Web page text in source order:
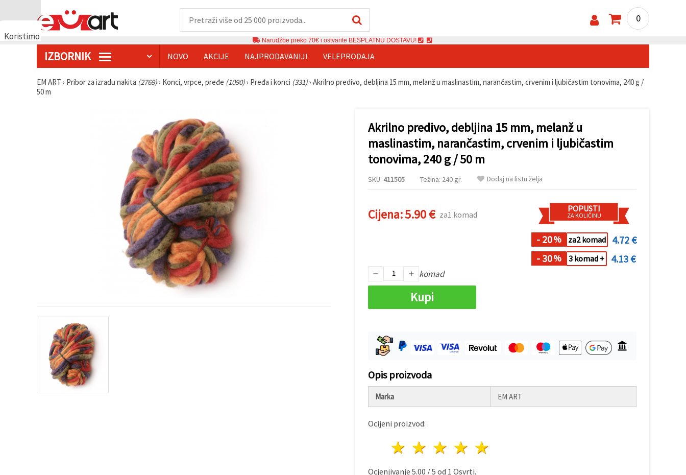
Koristimo
0
Narudžbe preko 70€ i ostvarite BESPLATNU DOSTAVU!
IZBORNIK NOVO AKCIJE NAJPRODAVANIJI VELEPRODAJA
EM ART › Pribor za izradu nakita (2769)› Konci, vrpce, pređe (1090)› Pređa i konci (331)› Akrilno predivo, debljina 15 mm, melanž u maslinastim, narančastim, crvenim i ljubičastim tonovima, 240 g /
50 m
Akrilno predivo, debljina 15 mm, melanž u
maslinastim, narančastim, crvenim i ljubičastim
tonovima, 240 g / 50 m
SKU: 411505 Težina: 240 gr. Dodaj na listu želja
Cijena:5.90 € za1 komad
POPUSTI
ZA KOLIČINU
- 20% za2 komad
4.72 €
- 30% 3 komad + 4.13 €
komad
Kupi
Opis proizvoda
Marka EM ART
Ocijeni proizvod:
4 zvijezde
3 zvijezde
2 zvijezde
1 zvijezda
Ocjenjivanje 5.00 /5 od 1 Osvrti.